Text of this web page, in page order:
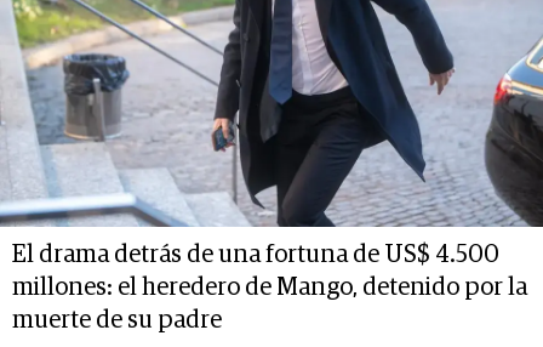
El drama detrás de una fortuna de US$ 4.500
millones: el heredero de Mango, detenido por la
muerte de su padre